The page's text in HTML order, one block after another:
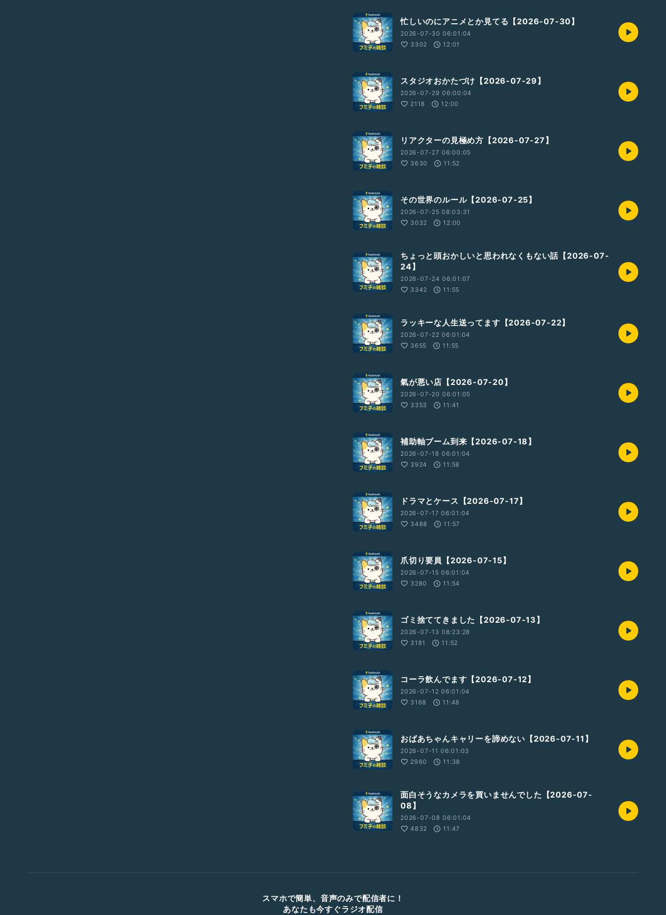
忙しいのにアニメとか見てる【2026-07-30】
2026-07-30 06:01:04
3302
12:01
スタジオおかたづけ【2026-07-29】
2026-07-29 06:00:04
2118
12:00
リアクターの見極め方【2026-07-27】
2026-07-27 06:00:05
3630
11:52
その世界のルール【2026-07-25】
2026-07-25 08:03:31
3032
12:00
ちょっと頭おかしいと思われなくもない話【2026-07-
24】
2026-07-24 06:01:07
3342
11:55
ラッキーな人生送ってます【2026-07-22】
2026-07-22 06:01:04
3655
11:55
氣が悪い店【2026-07-20】
2026-07-20 06:01:05
3353
11:41
補助軸ブーム到来【2026-07-18】
2026-07-18 06:01:04
3924
11:58
ドラマとケース【2026-07-17】
2026-07-17 06:01:04
3488
11:57
爪切り要員【2026-07-15】
2026-07-15 06:01:04
3280
11:54
ゴミ捨ててきました【2026-07-13】
2026-07-13 08:23:28
3181
11:52
コーラ飲んでます【2026-07-12】
2026-07-12 06:01:04
3168
11:48
おばあちゃんキャリーを諦めない【2026-07-11】
2026-07-11 06:01:03
2960
11:38
面白そうなカメラを買いませんでした【2026-07-
08】
2026-07-08 06:01:04
4832
11:47
スマホで簡単、音声のみで配信者に！
あなたも今すぐラジオ配信